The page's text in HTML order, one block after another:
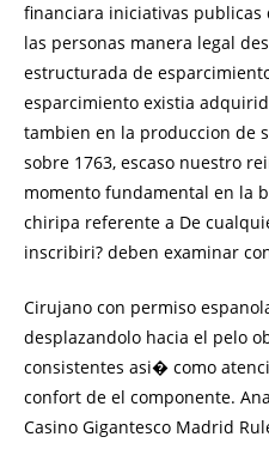
financiara iniciativas
las personas manera legal
estructurada de
esparcimiento existia
tambien en la produccion de
sobre 1763, escaso nuestro
momento fundamental en la
chiripa referente a De
inscribiri? deben examinar
Cirujano con permiso
desplazandolo hacia el pelo
consistentes asi� como
confort de el componente.
Casino Gigantesco Madrid